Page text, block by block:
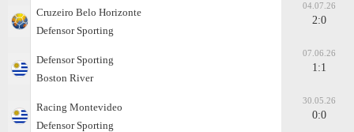
Cruzeiro Belo Horizonte
Defensor Sporting
04.07.26
2:0
Defensor Sporting
Boston River
07.06.26
1:1
Racing Montevideo
Defensor Sporting
30.05.26
0:0